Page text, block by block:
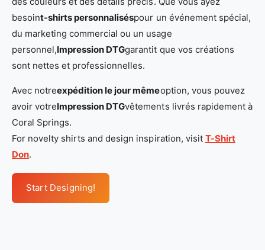
besoint-shirts personnaliséspour un événement spécial,
du marketing commercial ou un usage
personnel,Impression DTGgarantit que vos créations
sont nettes et professionnelles.
Avec notreexpédition le jour mêmeoption, vous pouvez
avoir votreImpression DTGvêtements livrés rapidement à
Coral Springs.
For novelty shirts and design inspiration, visit T-Shirt
Don.
Start Designing!